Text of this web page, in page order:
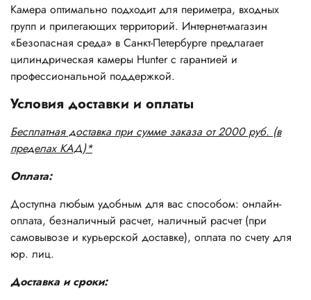
Камера оптимально подходит для периметра, входных
групп и прилегающих территорий. Интернет-магазин
«Безопасная среда» в Санкт-Петербурге предлагает
цилиндрическая камеры Hunter с гарантией и
профессиональной поддержкой.
Условия доставки и оплаты
Бесплатная доставка при сумме заказа от 2000 руб. (в
пределах КАД)*
Оплата:
Доступна любым удобным для вас способом: онлайн-
оплата, безналичный расчет, наличный расчет (при
самовывозе и курьерской доставке), оплата по счету для
юр. лиц.
Доставка и сроки: